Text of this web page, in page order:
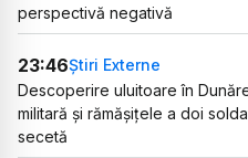
perspectivă negativă
23:46Știri Externe
Descoperire uluitoare în
militară și rămășițele a doi
secetă